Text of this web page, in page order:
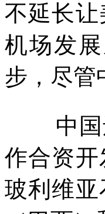
不延长
机场发
步，尽管
中
作合资
玻利维